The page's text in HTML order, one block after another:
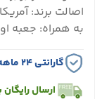
اصالت برند: آمریکا
به همراه: جعبه
گارانتی ۲۴ ماهه وستا سرویس
ارسال